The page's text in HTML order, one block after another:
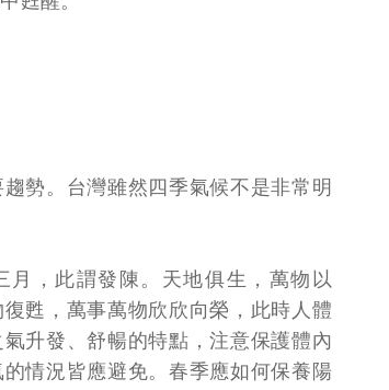
勢。台灣雖然四季氣候不是非常明
，此謂發陳。天地俱生，萬物以
甦，萬事萬物欣欣向榮，此時人體
升發、舒暢的特點，注意保護體內
情況皆應避免。春季應如何保養陽